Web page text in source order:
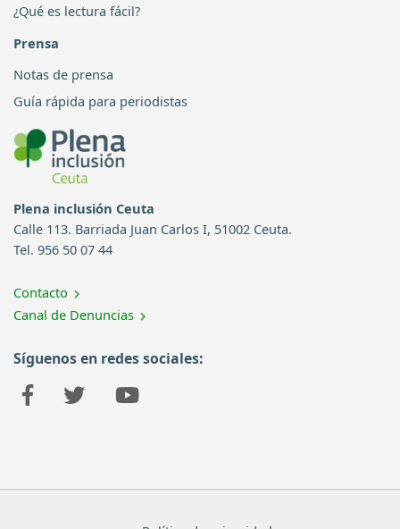
¿Qué es lectura fácil?
Prensa
Notas de prensa
Guía rápida para periodistas
Plena inclusión Ceuta
Calle 113. Barriada Juan Carlos I, 51002 Ceuta.
Tel. 956 50 07 44
Contacto
Canal de Denuncias
Síguenos en redes sociales: